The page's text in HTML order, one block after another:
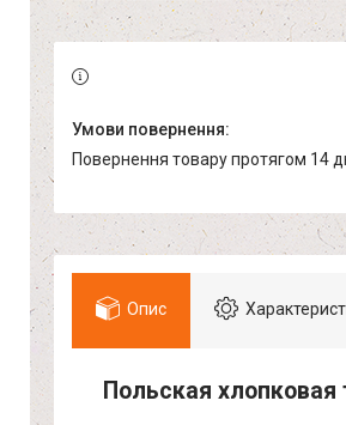
повернення товару протягом 14
Опис
Польская